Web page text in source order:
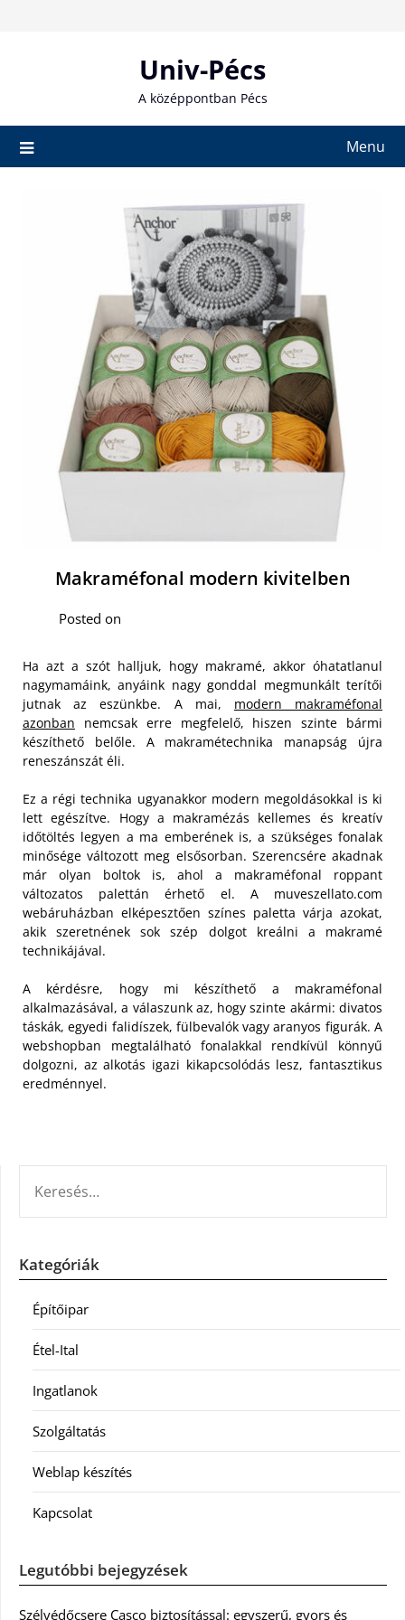
Univ-Pécs
A középpontban Pécs
Menu
Makraméfonal modern kivitelben
Posted on
Ha azt a szót halljuk, hogy makramé, akkor óhatatlanul
nagymamáink, anyáink nagy gonddal megmunkált terítői
jutnak az eszünkbe. A mai, modern makraméfonal
azonban nemcsak erre megfelelő, hiszen szinte bármi
készíthető belőle. A makramétechnika manapság újra
reneszánszát éli.
Ez a régi technika ugyanakkor modern megoldásokkal is ki
lett egészítve. Hogy a makramézás kellemes és kreatív
időtöltés legyen a ma emberének is, a szükséges fonalak
minősége változott meg elsősorban. Szerencsére akadnak
már olyan boltok is, ahol a makraméfonal roppant
változatos palettán érhető el. A muveszellato.com
webáruházban elképesztően színes paletta várja azokat,
akik szeretnének sok szép dolgot kreálni a makramé
technikájával.
A kérdésre, hogy mi készíthető a makraméfonal
alkalmazásával, a válaszunk az, hogy szinte akármi: divatos
táskák, egyedi falidíszek, fülbevalók vagy aranyos figurák. A
webshopban megtalálható fonalakkal rendkívül könnyű
dolgozni, az alkotás igazi kikapcsolódás lesz, fantasztikus
eredménnyel.
Kategóriák
Építőipar
Étel-Ital
Ingatlanok
Szolgáltatás
Weblap készítés
Kapcsolat
Legutóbbi bejegyzések
Szélvédőcsere Casco biztosítással: egyszerű, gyors és